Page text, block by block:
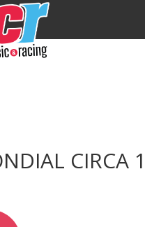
CIRCA